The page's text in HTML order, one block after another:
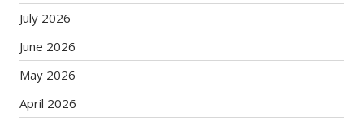
July 2026
June 2026
May 2026
April 2026